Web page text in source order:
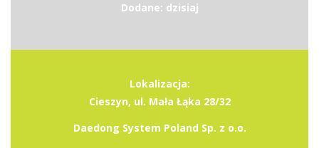
Dodane: dzisiaj
Lokalizacja:
Cieszyn, ul. Mała Łąka 28/32
Daedong System Poland Sp. z o.o.